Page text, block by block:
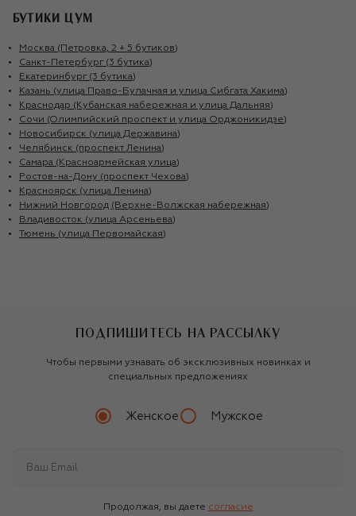
БУТИКИ ЦУМ
Москва (Петровка, 2 + 5 бутиков)
Санкт-Петербург (3 бутика)
Екатеринбург (3 бутика)
Казань (улица Право-Булачная и улица Сибгата Хакима)
Краснодар (Кубанская набережная и улица Дальняя)
Сочи (Олимпийский проспект и улица Орджоникидзе)
Новосибирск (улица Державина)
Челябинск (проспект Ленина)
Самара (Красноармейская улица)
Ростов-на-Дону (проспект Чехова)
Красноярск (улица Ленина)
Нижний Новгород (Верхне-Волжская набережная)
Владивосток (улица Арсеньева)
Тюмень (улица Первомайская)
ПОДПИШИТЕСЬ НА РАССЫЛКУ
Чтобы первыми узнавать об эксклюзивных новинках и
специальных предложениях
Женское Мужское
Продолжая, вы даете согласие